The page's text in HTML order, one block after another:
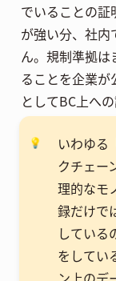
でいることの証
が強い分、社内
ん。規制準拠
ることを企業
としてBC上へ
💡
いわゆる
クチェー
理的なモ
録だけで
している
をしてい